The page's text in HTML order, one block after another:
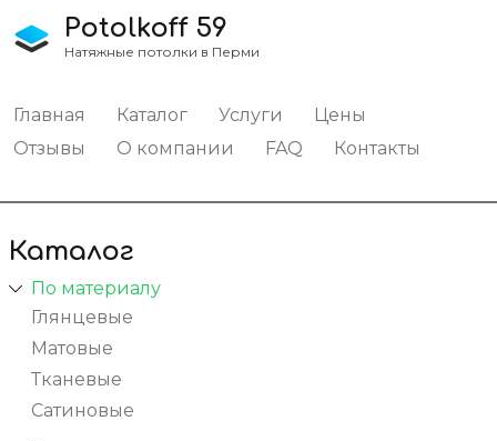
Potolkoff 59
Натяжные потолки в Перми
Главная Каталог Услуги
Цены
Отзывы
О компании FAQ Контакты
Каталог
По материалу
Глянцевые
Матовые
Тканевые
Сатиновые